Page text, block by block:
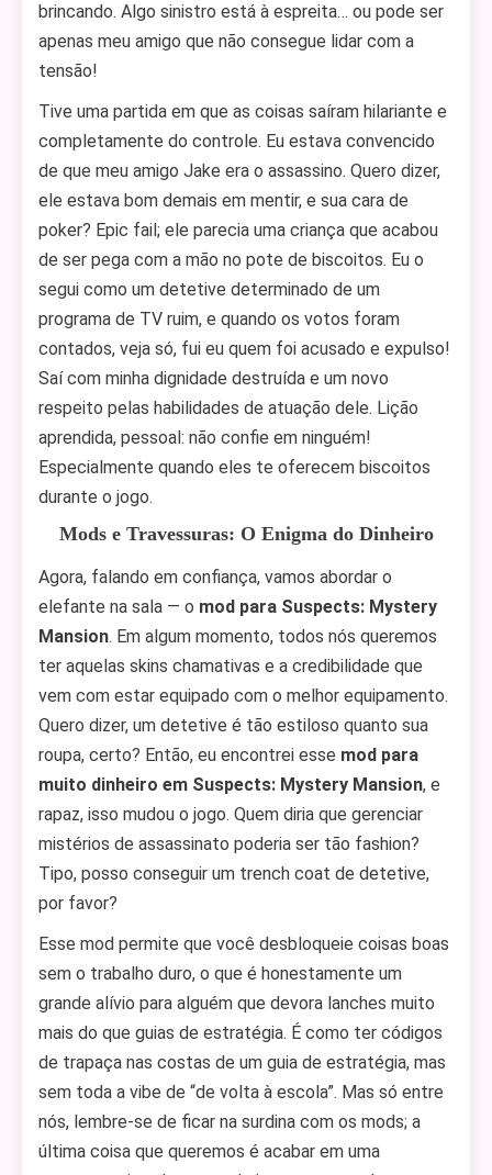
brincando. Algo sinistro está à espreita… ou pode ser
apenas meu amigo que não consegue lidar com a
tensão!
Tive uma partida em que as coisas saíram hilariante e
completamente do controle. Eu estava convencido
de que meu amigo Jake era o assassino. Quero dizer,
ele estava bom demais em mentir, e sua cara de
poker? Epic fail; ele parecia uma criança que acabou
de ser pega com a mão no pote de biscoitos. Eu o
segui como um detetive determinado de um
programa de TV ruim, e quando os votos foram
contados, veja só, fui eu quem foi acusado e expulso!
Saí com minha dignidade destruída e um novo
respeito pelas habilidades de atuação dele. Lição
aprendida, pessoal: não confie em ninguém!
Especialmente quando eles te oferecem biscoitos
durante o jogo.
Mods e Travessuras: O Enigma do Dinheiro
Agora, falando em confiança, vamos abordar o
elefante na sala — o mod para Suspects: Mystery
Mansion. Em algum momento, todos nós queremos
ter aquelas skins chamativas e a credibilidade que
vem com estar equipado com o melhor equipamento.
Quero dizer, um detetive é tão estiloso quanto sua
roupa, certo? Então, eu encontrei esse mod para
muito dinheiro em Suspects: Mystery Mansion, e
rapaz, isso mudou o jogo. Quem diria que gerenciar
mistérios de assassinato poderia ser tão fashion?
Tipo, posso conseguir um trench coat de detetive,
por favor?
Esse mod permite que você desbloqueie coisas boas
sem o trabalho duro, o que é honestamente um
grande alívio para alguém que devora lanches muito
mais do que guias de estratégia. É como ter códigos
de trapaça nas costas de um guia de estratégia, mas
sem toda a vibe de “de volta à escola”. Mas só entre
nós, lembre-se de ficar na surdina com os mods; a
última coisa que queremos é acabar em uma